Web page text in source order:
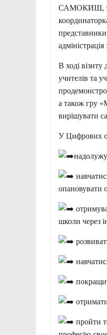
САМОКИШ,
В ході
учителів та
а також гру
вирішувати
У Цифрових
опановувати
школи через
пройти